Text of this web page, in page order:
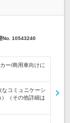
No. 10543240
ー/商用車向けに
なコミュニケーシ
（その他詳細は